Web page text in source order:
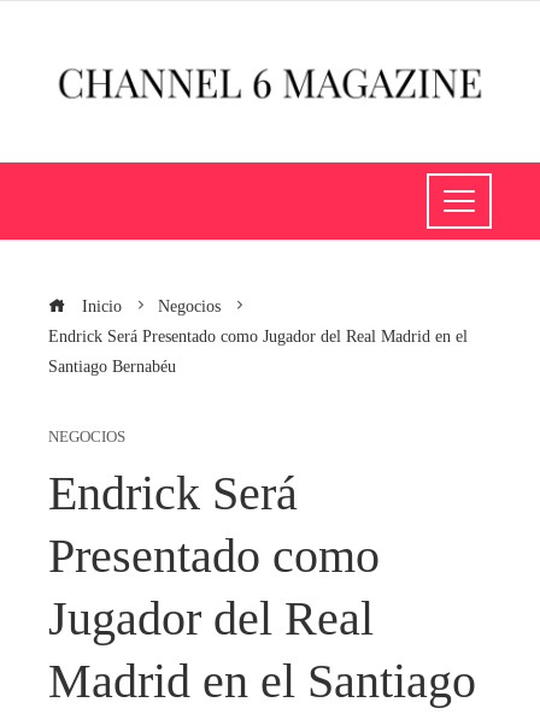
Inicio
Negocios
Endrick Será Presentado como Jugador del Real Madrid en el
Santiago Bernabéu
NEGOCIOS
Endrick Será
Presentado como
Jugador del Real
Madrid en el Santiago